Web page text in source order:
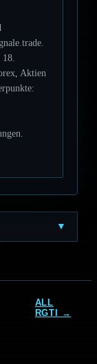
18.
Aktien
▼
ALL
RGTI →